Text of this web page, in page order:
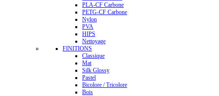
PLA-CF Carbone
PETG-CF Carbone
Nylon
PVA
HIPS
Nettoyage
FINITIONS
Classique
Mat
Silk Glossy
Pastel
Bicolore / Tricolore
Bois